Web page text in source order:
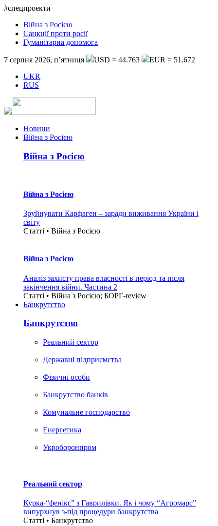
#спецпроекти
Війна з Росією
Санкції проти росії
Гуманітарна допомога
7 серпня 2026, п’ятниця USD = 44.763
EUR = 51.672
UKR
RUS
Новини
Війна з Росією
Війна з Росією
Війна з Росією
Зруйнувати Карфаген – заради виживання України і
світу
Статті • Війна з Росією
Війна з Росією
Аналіз захисту права власності в період та після
закінчення війни. Частина 2
Статті • Війна з Росією; БОРГ-review
Банкрутство
Банкрутство
Реальний сектор
Державні підприємства
Фізичні особи
Банкрутство банків
Комунальне господарство
Енергетика
Укроборонпром
Реальний сектор
Курка-“фенікс” з Гаврилівки. Як і чому “Агромарс”
випурхнув з-під процедури банкрутства
Статті • Банкрутство